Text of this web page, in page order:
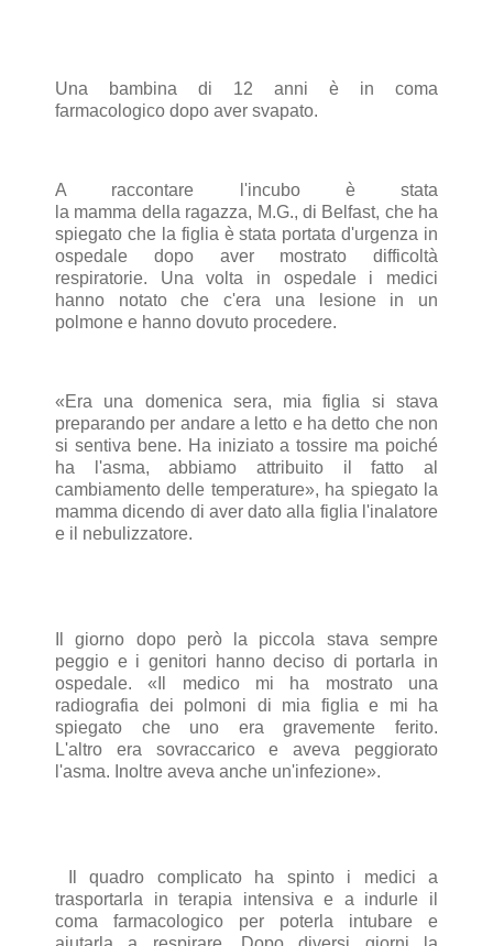
Una bambina di 12 anni è in coma
farmacologico dopo aver svapato.
A raccontare l'incubo è stata
la mamma della ragazza, M.G., di Belfast, che ha
spiegato che la figlia è stata portata d'urgenza in
ospedale dopo aver mostrato difficoltà
respiratorie. Una volta in ospedalei medici
hanno notato che c'era una lesione in un
polmone e hanno dovuto procedere.
«Era una domenica sera, mia figlia si stava
preparando per andare a letto e ha detto che non
si sentiva bene. Ha iniziato a tossire ma poiché
ha l'asma, abbiamo attribuito il fatto al
cambiamento delle temperature», ha spiegato la
mamma dicendo di aver dato alla figlia l'inalatore
e il nebulizzatore.
Il giorno dopo però la piccola stava sempre
peggio e i genitori hanno deciso di portarla in
ospedale. «Il medico mi ha mostrato una
radiografia dei polmoni di mia figlia e mi ha
spiegato che uno era gravemente ferito.
L'altro era sovraccarico e aveva peggiorato
l'asma. Inoltre aveva anche un'infezione».
Il quadro complicato ha spinto i medici a
trasportarla in terapia intensiva e a indurle il
coma farmacologico per poterla intubare e